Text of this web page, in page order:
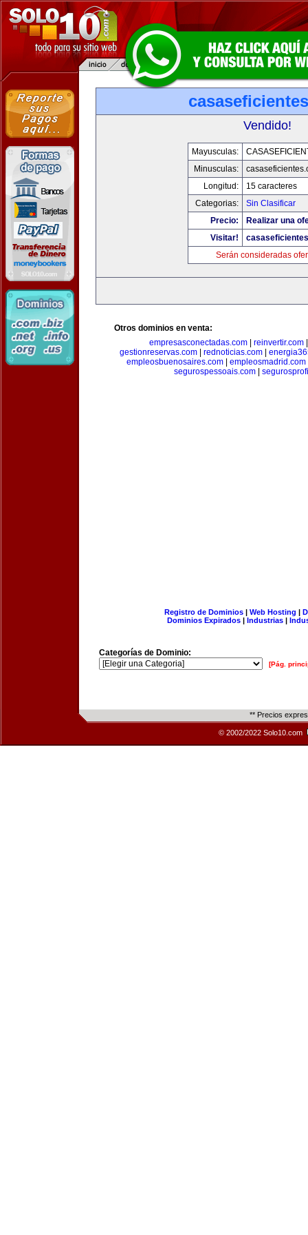
Vendido!
Mayusculas:
Minusculas:
Longitud:
15 caracteres
Categorias:
Sin Clasificar
Precio:
Realizar una
Visitar!
Serán consideradas
Otros dominios en venta:
empresasconectadas.com| reinvertir.com
gestionreservas.com| rednoticias.com|
empleosbuenosaires.com
empleosmadrid.com
segurospessoais.com|
Registro de Dominios| Web Hosting |
Dominios Expirados | Industrias |
Categorías de Dominio:
[Pág.
** Precios
© 2002/2022 Solo10.com